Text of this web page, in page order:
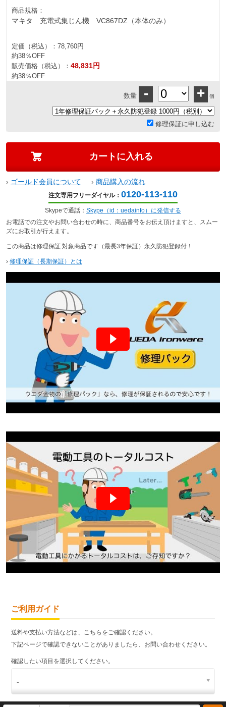
商品規格：
マキタ 充電式集じん機 VC867DZ（本体のみ）
定価（税込）： 78,760円
約38％OFF
販売価格（税込）： 48,831円
約38％OFF
数量 - + 個
修理保証に申し込む
› ゴールド会員について › 商品購入の流れ
注文専用フリーダイヤル： 0120-113-110
Skypeで通話： Skype（id：uedainfo）に発信する
お電話での注文やお問い合わせの時に、商品番号をお伝え頂けますと、スムー
ズにお取引が行えます。
この商品は修理保証 対象商品です（最長3年保証）永久防犯登録付！
› 修理保証（長期保証）とは
ご利用ガイド
送料や支払い方法などは、こちらをご確認ください。
下記ページで確認できないことがありましたら、お問い合わせください。
確認したい項目を選択してください。